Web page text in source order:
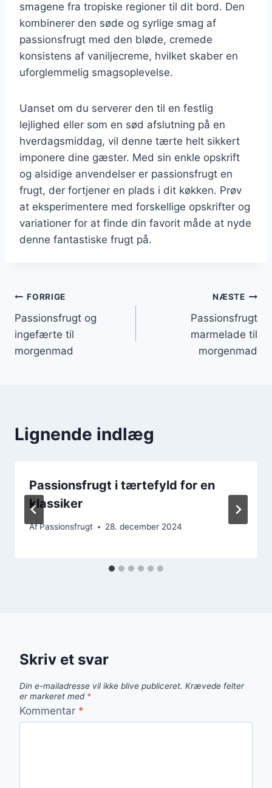
smagene fra tropiske regioner til dit bord. Den
kombinerer den søde og syrlige smag af
passionsfrugt med den bløde, cremede
konsistens af vaniljecreme, hvilket skaber en
uforglemmelig smagsoplevelse.
Uanset om du serverer den til en festlig
lejlighed eller som en sød afslutning på en
hverdagsmiddag, vil denne tærte helt sikkert
imponere dine gæster. Med sin enkle opskrift
og alsidige anvendelser er passionsfrugt en
frugt, der fortjener en plads i dit køkken. Prøv
at eksperimentere med forskellige opskrifter og
variationer for at finde din favorit måde at nyde
denne fantastiske frugt på.
Indlægsnavigation
FORRIGE
Passionsfrugt og
ingefærte til
morgenmad
NÆSTE
Passionsfrugt
marmelade til
morgenmad
Lignende indlæg
Passionsfrugt i tærtefyld for en
klassiker
AfPassionsfrugt 28. december 2024
Skriv et svar
Din e-mailadresse vil ikke blive publiceret. Krævede felter
er markeret med *
Kommentar *